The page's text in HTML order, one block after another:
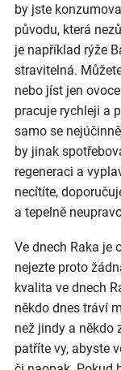
by jste
původu, která
je například rýže
stravitelná.
nebo jíst jen
pracuje rychleji a
samo se
by jinak
regeneraci a
necítíte,
a tepelně
Ve dnech Raka je
nejezte proto
kvalita ve dnech
někdo dnes tráví
než jindy a někdo
patříte vy, abyste